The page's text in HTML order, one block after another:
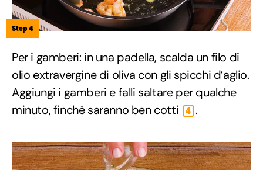
Step 4
Per i gamberi: in una padella, scalda un filo di
olio extravergine di oliva con gli spicchi d’aglio.
Aggiungi i gamberi e falli saltare per qualche
minuto, finché saranno ben cotti
4 .